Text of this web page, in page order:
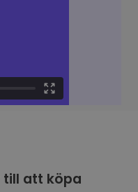
till att köpa